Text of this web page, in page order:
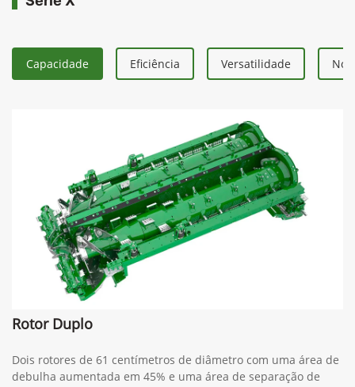
Capacidade Eficiência Versatilidade
Rotor Duplo
Dois rotores de 61 centímetros de diâmetro com uma área de
debulha aumentada em 45% e uma área de separação de